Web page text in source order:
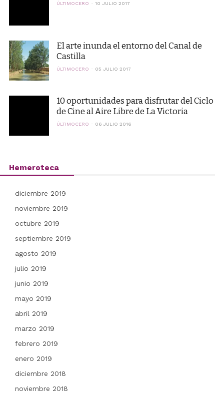
ÚLTIMOCERO 10 JULIO 2017
El arte inunda el entorno del Canal de
Castilla
ÚLTIMOCERO 05 JULIO 2017
10 oportunidades para disfrutar del Ciclo
de Cine al Aire Libre de La Victoria
ÚLTIMOCERO 06 JULIO 2016
Hemeroteca
diciembre 2019
noviembre 2019
octubre 2019
septiembre 2019
agosto 2019
julio 2019
junio 2019
mayo 2019
abril 2019
marzo 2019
febrero 2019
enero 2019
diciembre 2018
noviembre 2018